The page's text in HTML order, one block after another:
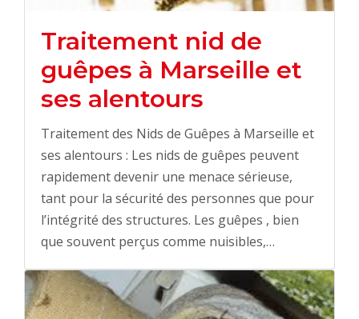
Traitement nid de
guêpes à Marseille et
ses alentours
Traitement des Nids de Guêpes à Marseille et
ses alentours : Les nids de guêpes peuvent
rapidement devenir une menace sérieuse,
tant pour la sécurité des personnes que pour
l’intégrité des structures. Les guêpes , bien
que souvent perçus comme nuisibles,…